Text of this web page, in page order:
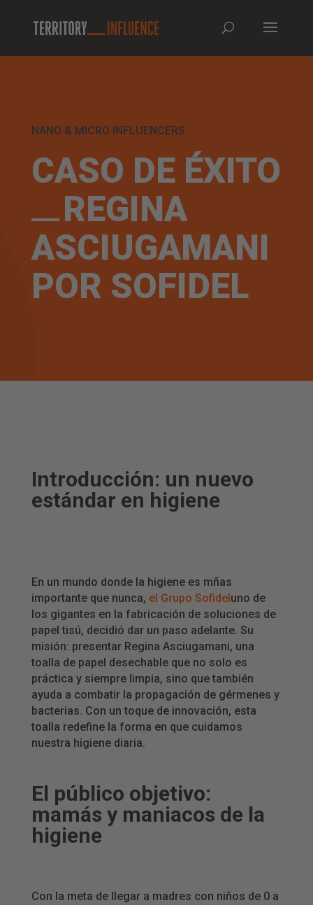
NANO & MICRO INFLUENCERS
CASO DE ÉXITO
REGINA
ASCIUGAMANI
POR SOFIDEL
Introducción: un nuevo
estándar en higiene
En un mundo donde la higiene es mñas
importante que nunca, el Grupo Sofidel uno de
los gigantes en la fabricación de soluciones de
papel tisú, decidió dar un paso adelante. Su
misión: presentar Regina Asciugamani, una
toalla de papel desechable que no solo es
práctica y siempre limpia, sino que también
ayuda a combatir la propagación de gérmenes y
bacterias. Con un toque de innovación, esta
toalla redefine la forma en que cuidamos
nuestra higiene diaria.
El público objetivo:
mamás y maniacos de la
higiene
Con la meta de llegar a madres con niños de 0 a